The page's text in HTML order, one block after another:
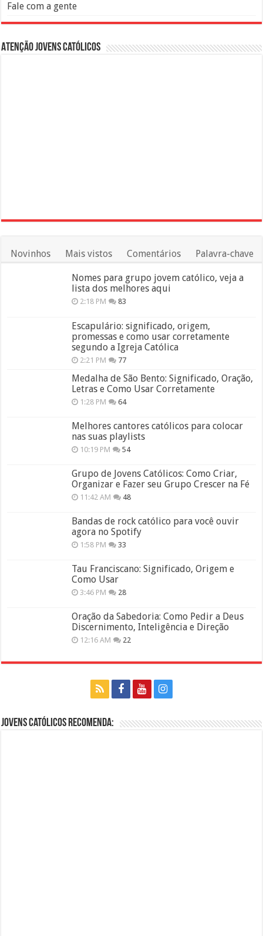
Fale com a gente
Atenção Jovens Católicos
Novinhos Mais vistos Comentários Palavra-chave
Nomes para grupo jovem católico, veja a
lista dos melhores aqui
2:18 PM 83
Escapulário: significado, origem,
promessas e como usar corretamente
segundo a Igreja Católica
2:21 PM 77
Medalha de São Bento: Significado, Oração,
Letras e Como Usar Corretamente
1:28 PM 64
Melhores cantores católicos para colocar
nas suas playlists
10:19 PM 54
Grupo de Jovens Católicos: Como Criar,
Organizar e Fazer seu Grupo Crescer na Fé
11:42 AM 48
Bandas de rock católico para você ouvir
agora no Spotify
1:58 PM 33
Tau Franciscano: Significado, Origem e
Como Usar
3:46 PM 28
Oração da Sabedoria: Como Pedir a Deus
Discernimento, Inteligência e Direção
12:16 AM 22
Jovens Católicos Recomenda: